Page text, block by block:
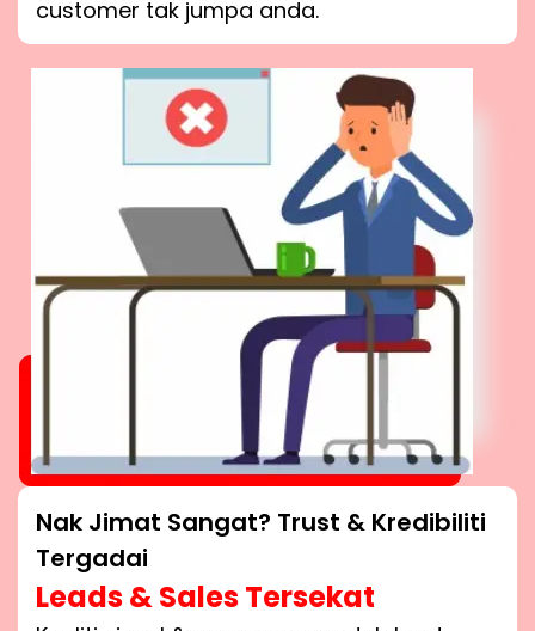
customer tak jumpa anda.
Nak Jimat Sangat? Trust & Kredibiliti
Tergadai
Leads & Sales Tersekat